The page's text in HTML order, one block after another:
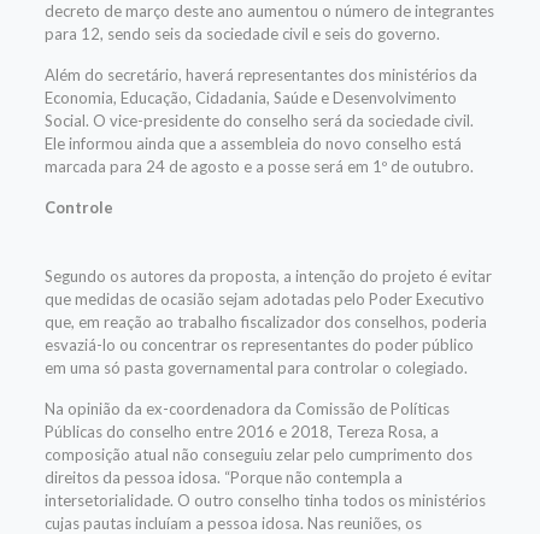
decreto de março deste ano aumentou o número de integrantes
para 12, sendo seis da sociedade civil e seis do governo.
Além do secretário, haverá representantes dos ministérios da
Economia, Educação, Cidadania, Saúde e Desenvolvimento
Social. O vice-presidente do conselho será da sociedade civil.
Ele informou ainda que a assembleia do novo conselho está
marcada para 24 de agosto e a posse será em 1º de outubro.
Controle
Segundo os autores da proposta, a intenção do projeto é evitar
que medidas de ocasião sejam adotadas pelo Poder Executivo
que, em reação ao trabalho fiscalizador dos conselhos, poderia
esvaziá-lo ou concentrar os representantes do poder público
em uma só pasta governamental para controlar o colegiado.
Na opinião da ex-coordenadora da Comissão de Políticas
Públicas do conselho entre 2016 e 2018, Tereza Rosa, a
composição atual não conseguiu zelar pelo cumprimento dos
direitos da pessoa idosa. “Porque não contempla a
intersetorialidade. O outro conselho tinha todos os ministérios
cujas pautas incluíam a pessoa idosa. Nas reuniões, os